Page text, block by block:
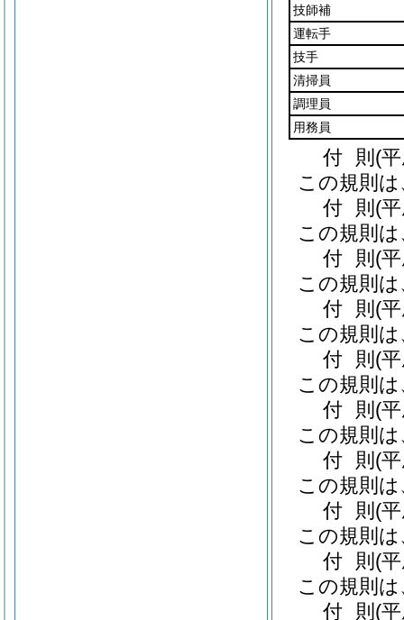
技師補
運転手
技手
清掃員
調理員
用務員
付 則 (
この規則
付 則 (
この規則
付 則 (
この規則
付 則 (
この規則
付 則 (
この規則
付 則 (
この規則
付 則 (
この規則
付 則 (
この規則
付 則 (
この規則
付 則 (